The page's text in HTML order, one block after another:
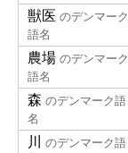
獣医 のデンマーク
語名
農場 のデンマーク
語名
森 のデンマーク語
名
川
のデンマーク語